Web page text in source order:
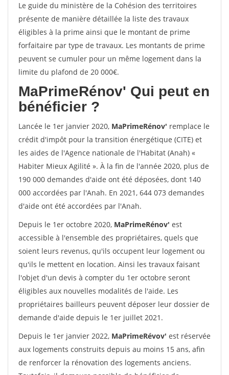
Le guide du ministère de la Cohésion des territoires
présente de manière détaillée la liste des travaux
éligibles à la prime ainsi que le montant de prime
forfaitaire par type de travaux. Les montants de prime
peuvent se cumuler pour un même logement dans la
limite du plafond de 20 000€.
MaPrimeRénov' Qui peut en
bénéficier ?
Lancée le 1er janvier 2020, MaPrimeRénov' remplace le
crédit d'impôt pour la transition énergétique (CITE) et
les aides de l'Agence nationale de l'Habitat (Anah) «
Habiter Mieux Agilité ». À la fin de l'année 2020, plus de
190 000 demandes d'aide ont été déposées, dont 140
000 accordées par l'Anah. En 2021, 644 073 demandes
d'aide ont été accordées par l'Anah.
Depuis le 1er octobre 2020, MaPrimeRénov' est
accessible à l'ensemble des propriétaires, quels que
soient leurs revenus, qu'ils occupent leur logement ou
qu'ils le mettent en location. Ainsi les travaux faisant
l'objet d'un devis à compter du 1er octobre seront
éligibles aux nouvelles modalités de l'aide. Les
propriétaires bailleurs peuvent déposer leur dossier de
demande d'aide depuis le 1er juillet 2021.
Depuis le 1er janvier 2022, MaPrimeRévov' est réservée
aux logements construits depuis au moins 15 ans, afin
de renforcer la rénovation des logements anciens.